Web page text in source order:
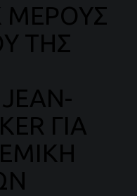
ΜΕΡΟΥΣ
ΤΗΣ
ΓΙΑ